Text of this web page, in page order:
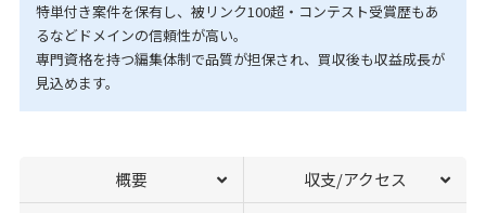
特単付き案件を保有し、被リンク100超・コンテスト受賞歴もあ
るなどドメインの信頼性が高い。
専門資格を持つ編集体制で品質が担保され、買収後も収益成長が
見込めます。
概要 収支/アクセス